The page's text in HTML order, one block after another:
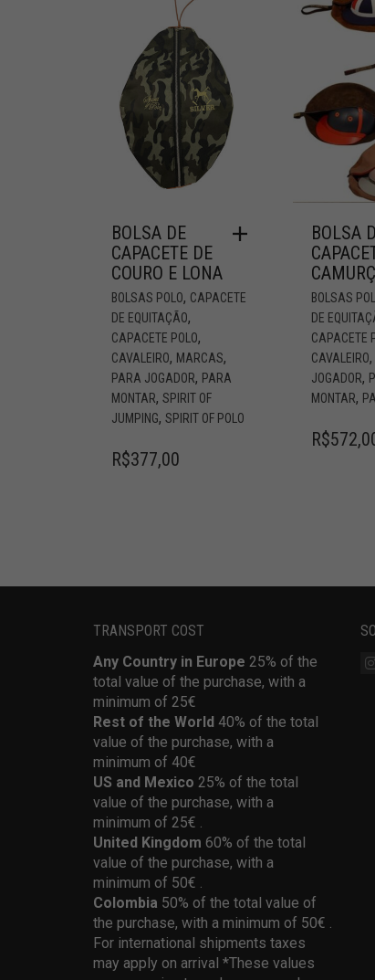
BOLSA DE
CAPACETE DE
COURO E LONA
BOLSAS POLO, CAPACETE
DE EQUITAÇÃO,
CAPACETE POLO,
CAVALEIRO, MARCAS,
PARA JOGADOR, PARA
MONTAR, SPIRIT OF
JUMPING, SPIRIT OF POLO
R$377,00
BOLSA
BOLSAS
DE
CAPACETE
CAVALEIRO,
JOGADOR,
MONTAR,
R$
TRANSPORT COST
Any Country in Europe 25% of the
total value of the purchase, with a
minimum of 25€
Rest of the World 40% of the total
value of the purchase, with a
minimum of 40€
US and Mexico 25% of the total
value of the purchase, with a
minimum of 25€ .
United Kingdom 60% of the total
value of the purchase, with a
minimum of 50€ .
Colombia 50% of the total value of
the purchase, with a minimum of 50€ .
For international shipments taxes
may apply on arrival *These values